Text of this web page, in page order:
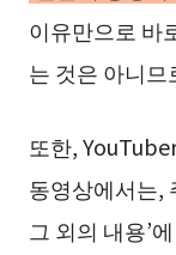
이유만으로 바
는 것은 아니
또한,
동영상에서는,
그 외의 내용’